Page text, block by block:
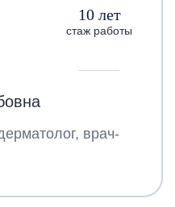
10 лет
стаж работы
врач-